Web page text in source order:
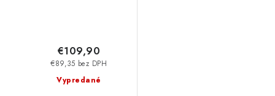
Vypredané
€89,35 bez DPH
€109,90